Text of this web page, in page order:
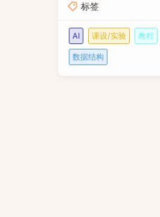
标签
AI 课设/实验 教程
数据结构